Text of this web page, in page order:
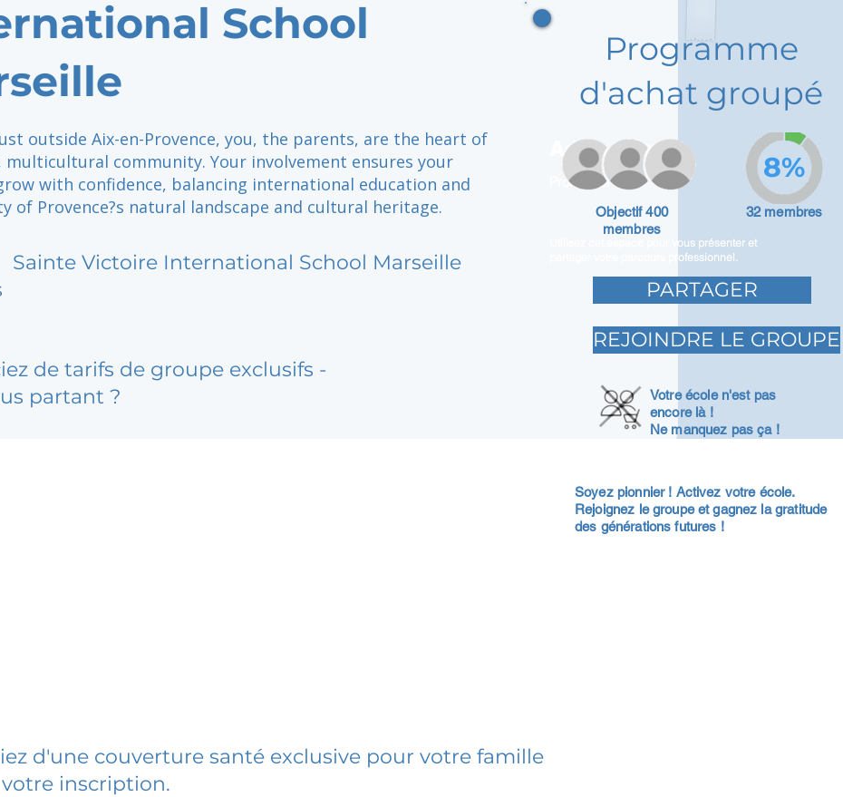
School
outside Aix-en-Provence, you, the parents, are the heart of
multicultural community. Your involvement ensures your
with confidence, balancing international education and
of Provence?s natural landscape and cultural heritage.
Sainte Victoire International School Marseille
de tarifs de groupe exclusifs -
partant ?
Adam Caar
Promoteur
Utilisez cet espace pour vous présenter et
partager votre parcours professionnel.
Programme
d'achat groupé
Objectif 400
membres
32 membres
8%
PARTAGER
REJOINDRE LE GROUPE
Votre école n'est pas
encore là !
Ne manquez pas ça !
Soyez pionnier ! Activez votre école.
Rejoignez le groupe et gagnez la gratitude
des générations futures !
d'une couverture santé exclusive pour votre famille
inscription.